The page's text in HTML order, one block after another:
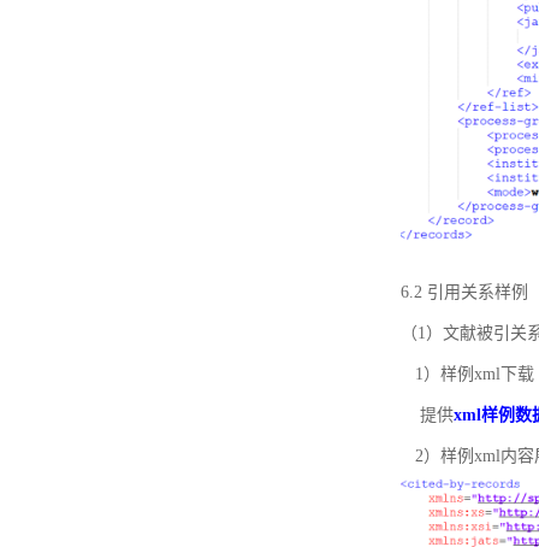
6.2 引用关系样例
（1）文献被引关
1）样例xml下载
提供xml样例数
2）样例xml内容